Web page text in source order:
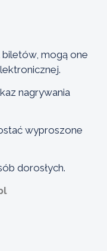
biletów, mogą one
nagrywania
wyproszone
dorosłych.